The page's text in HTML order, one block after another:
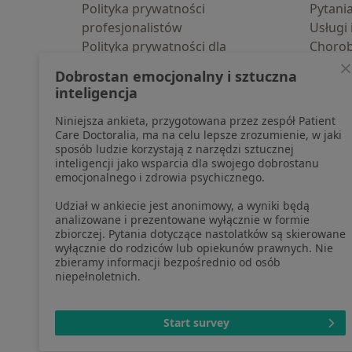
Polityka prywatności
profesjonalistów
Polityka prywatności dla
pozyskaliśmy samodzielnie
Polityka cookies
Jak działają wyniki wyszukiwania
Dostępność
O nas
Praca Rekrutujemy!
Partnerzy
Centrum prasowe
Kontakt
Pomoc
Blog
otwiera się w
otwiera
Dobrostan emocjonalny i sztuczna
inteligencja
Niniejsza ankieta, przygotowana przez zespół Patient
Care Doctoralia, ma na celu lepsze zrozumienie, w jaki
sposób ludzie korzystają z narzędzi sztucznej
inteligencji jako wsparcia dla swojego dobrostanu
emocjonalnego i zdrowia psychicznego.
Udział w ankiecie jest anonimowy, a wyniki będą
analizowane i prezentowane wyłącznie w formie
zbiorczej. Pytania dotyczące nastolatków są skierowane
wyłącznie do rodziców lub opiekunów prawnych. Nie
zbieramy informacji bezpośrednio od osób
niepełnoletnich.
Start survey